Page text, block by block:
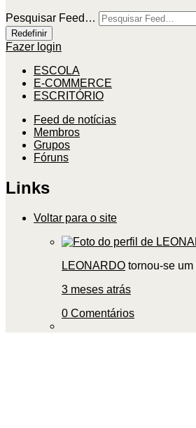
Pesquisar Feed…
Redefinir
Fazer login
ESCOLA
E-COMMERCE
ESCRITÓRIO
Feed de notícias
Membros
Grupos
Fóruns
Links
Voltar para o site
LEONARDO tornou-se
3 meses atrás
0 Comentários